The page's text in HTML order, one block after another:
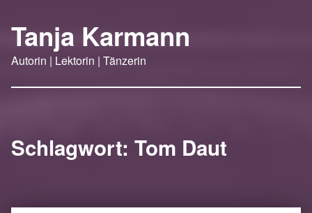
Tanja Karmann
Autorin | Lektorin | Tänzerin
Schlagwort: Tom Daut